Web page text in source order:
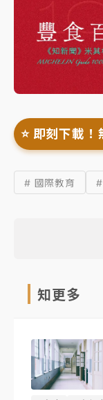
⭐️ 即刻下載
# 國際教育
知更多